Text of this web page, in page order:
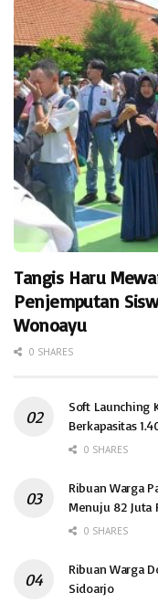
Tangis Haru
Penjemputan
Wonoayu
0 SHARES
Soft Launching
Berkapasitas
0 SHARES
Ribuan Warga
Menuju 82 Juta
0 SHARES
Ribuan Warga
Sidoarjo